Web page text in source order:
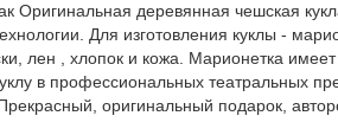
Оригинальная деревянная чешская
Для изготовления куклы -
лен , хлопок и кожа. Марионетка
в профессиональных театральных
оригинальный подарок,